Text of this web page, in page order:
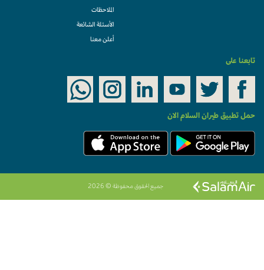
الملاحظات
الأسئلة الشائعة
أعلن معنا
تابعنا على
حمل تطبيق طيران السلام الان
جميع الحقوق محفوظة © 2026